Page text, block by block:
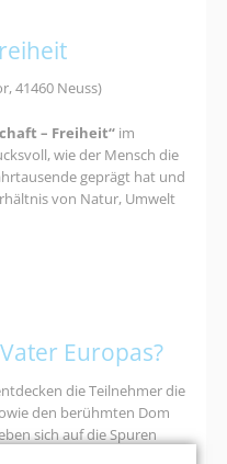
41460 Neuss)
– Freiheit“im
wie der Mensch die
geprägt hat und
von Natur, Umwelt
Europas?
die Teilnehmer die
den berühmten Dom
sich auf die Spuren